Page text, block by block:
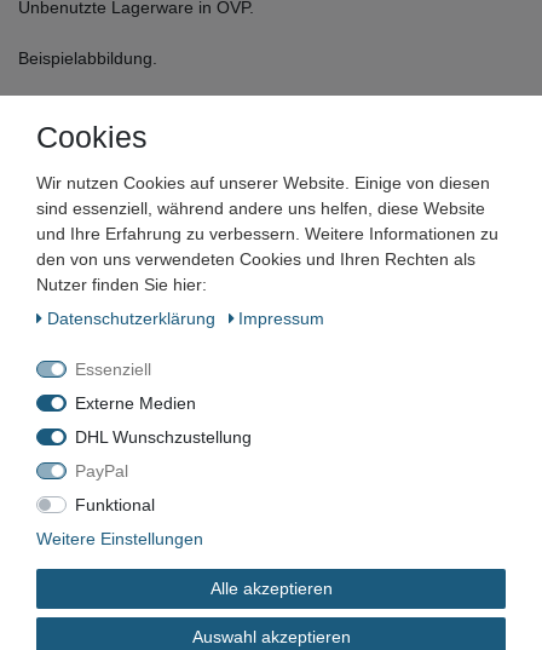
Unbenutzte Lagerware in OVP.
Beispielabbildung.
SIEMENS
Siemens Überlastrelais 0,22
0,32A 3RU1116-0DB0
Cookies
Wir nutzen Cookies auf unserer Website. Einige von diesen
sind essenziell, während andere uns helfen, diese Website
und Ihre Erfahrung zu verbessern. Weitere Informationen zu
den von uns verwendeten Cookies und Ihren Rechten als
Nutzer finden Sie hier:
Daten­schutz­erklärung
Impressum
Essenziell
Externe Medien
DHL Wunschzustellung
PayPal
Funktional
Weitere Einstellungen
Alle akzeptieren
Auswahl akzeptieren